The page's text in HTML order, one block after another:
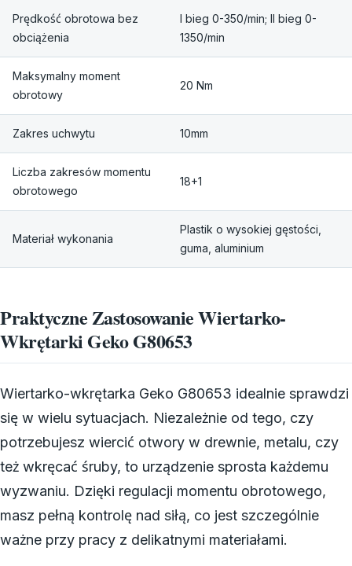
Prędkość obrotowa bez
obciążenia
I bieg 0-350/min; II bieg 0-
1350/min
Maksymalny moment
obrotowy
20 Nm
Zakres uchwytu 10mm
Liczba zakresów momentu
obrotowego
18+1
Materiał wykonania
Plastik o wysokiej gęstości,
guma, aluminium
Praktyczne Zastosowanie Wiertarko-
Wkrętarki Geko G80653
Wiertarko-wkrętarka Geko G80653 idealnie sprawdzi
się w wielu sytuacjach. Niezależnie od tego, czy
potrzebujesz wiercić otwory w drewnie, metalu, czy
też wkręcać śruby, to urządzenie sprosta każdemu
wyzwaniu. Dzięki regulacji momentu obrotowego,
masz pełną kontrolę nad siłą, co jest szczególnie
ważne przy pracy z delikatnymi materiałami.